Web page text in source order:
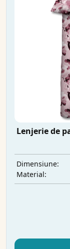
Lenjerie de
Dimensiune:
Material: